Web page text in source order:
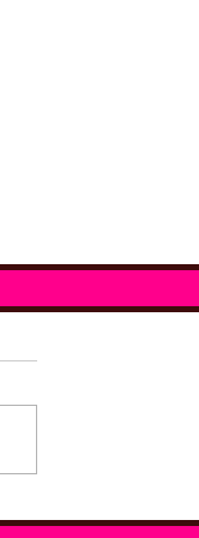
में स्मृति -चर्चा सत्र